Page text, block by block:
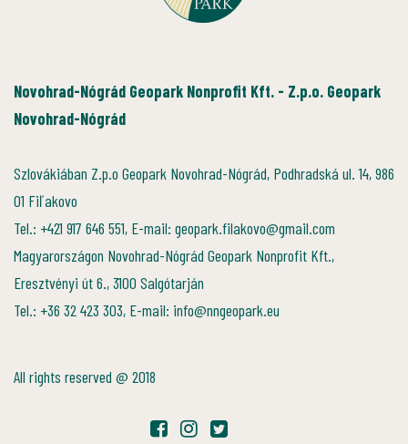
Novohrad-Nógrád Geopark Nonprofit Kft. - Z.p.o. Geopark
Novohrad-Nógrád
Szlovákiában Z.p.o Geopark Novohrad-Nógrád, Podhradská ul. 14, 986
01 Fiľakovo
Tel.: +421 917 646 551, E-mail: geopark.filakovo@gmail.com
Magyarországon Novohrad-Nógrád Geopark Nonprofit Kft.,
Eresztvényi út 6., 3100 Salgótarján
Tel.: +36 32 423 303, E-mail: info@nngeopark.eu
All rights reserved @ 2018